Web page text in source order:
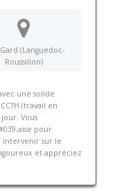
(Languedoc-
Roussillon)
une solide
(travail en
Vous
pour
intervenir sur le
et appréciez